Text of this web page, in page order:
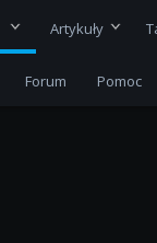
Artykuły
Forum Pomoc